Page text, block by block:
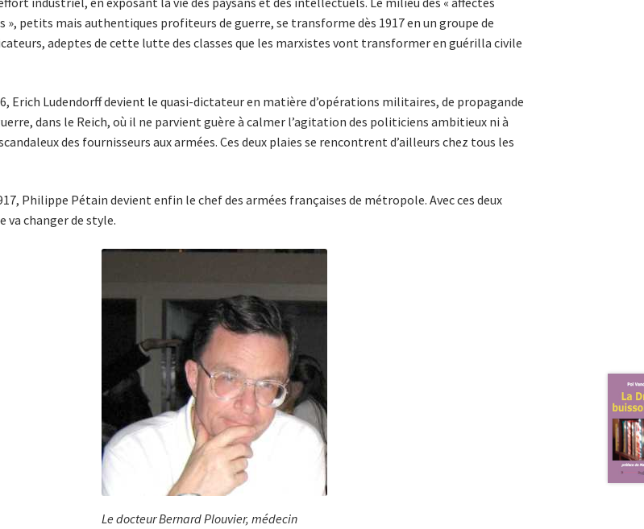
», petits mais authentiques profiteurs de guerre, se transforme dès 1917 en un groupe de
adeptes de cette lutte des classes que les marxistes vont transformer en guérilla civile
Erich Ludendorff devient le quasi-dictateur en matière d’opérations militaires, de propagande
dans le Reich, où il ne parvient guère à calmer l’agitation des politiciens ambitieux ni à
des fournisseurs aux armées. Ces deux plaies se rencontrent d’ailleurs chez tous les
Philippe Pétain devient enfin le chef des armées françaises de métropole. Avec ces deux
va changer de style.
Le docteur Bernard Plouvier, médecin